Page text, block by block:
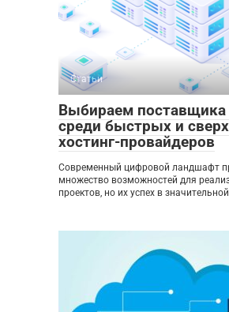
Статьи
Выбираем поставщика
среди быстрых и
хостинг-провайдеров
Современный цифровой ландшафт
множество возможностей для
проектов, но их успех в значительной